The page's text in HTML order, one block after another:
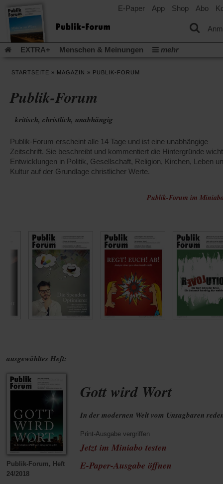
E-Paper App Shop Abo
EXTRA+ Menschen & Meinungen
mehr
EXTRA
Edition
Newsletter
Veranstaltungen
Leserinitiative Publik-Forum e.V.
in
einem
neuen
Tab)
in
einem
neuen
Gleichberechtigung
Künstliche Intelligenz(Öffnet
in
einem
Was gibt
Krieg und Frieden (Öffnet
in
Gott neu denken Krieg in der Ukraine
Flucht und Migration
Video-Podcast »Veranstaltungen«
STARTSEITE » MAGAZIN » PUBLIK-FORUM
Publik-Forum
kritisch, christlich, unabhängig
Publik-Forum erscheint alle 14 Tage und ist eine unabhängige
Zeitschrift. Sie beschreibt und kommentiert die Hintergründe
Entwicklungen in Politik, Gesellschaft, Religion, Kirchen, Leben
Kultur auf der Grundlage christlicher Werte.
Publik-Forum im
ausgewähltes Heft:
Publik-Forum, Heft
24/2018
Gott wird Wort
In der modernen Welt vom Unsagbaren
Print-Ausgabe vergriffen
Jetzt im Miniabo testen
E-Paper-Ausgabe öffnen